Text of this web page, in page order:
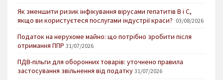
Як зменшити ризик інфікування вірусами гепатитів В і С,
якщо ви користуєтеся послугами індустрії краси? 03/08/2026
Податок на нерухоме майно: що потрібно зробити після
отримання ППР 31/07/2026
ПДВ-пільги для оборонних товарів: уточнено правила
застосування звільнення від податку 31/07/2026